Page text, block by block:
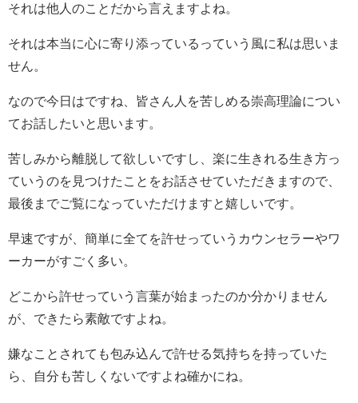
それは他人のことだから言えますよね。
それは本当に心に寄り添っているっていう風に私は思いま
せん。
なので今日はですね、皆さん人を苦しめる崇高理論につい
てお話したいと思います。
苦しみから離脱して欲しいですし、楽に生きれる生き方っ
ていうのを見つけたことをお話させていただきますので、
最後までご覧になっていただけますと嬉しいです。
早速ですが、簡単に全てを許せっていうカウンセラーやワ
ーカーがすごく多い。
どこから許せっていう言葉が始まったのか分かりません
が、できたら素敵ですよね。
嫌なことされても包み込んで許せる気持ちを持っていた
ら、自分も苦しくないですよね確かにね。